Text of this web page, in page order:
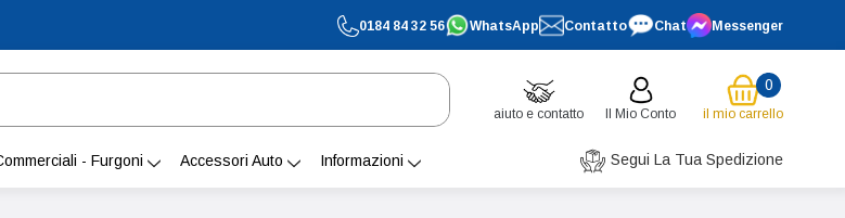
0184 84 32 56 WhatsApp Contatto Chat Messenger
aiuto e contatto Il Mio Conto
0
il mio carrello
- Furgoni Accessori Auto Informazioni Segui La Tua Spedizione